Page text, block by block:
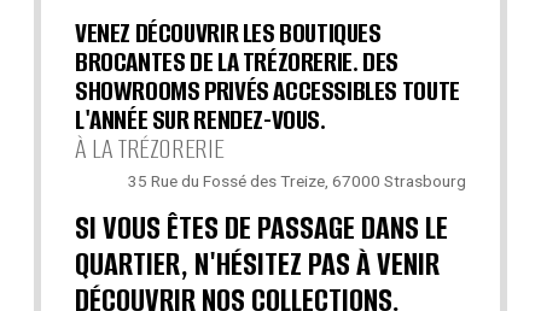
VENEZ DÉCOUVRIR LES BOUTIQUES
BROCANTES DE LA TRÉZORERIE. DES
SHOWROOMS PRIVÉS ACCESSIBLES TOUTE
L'ANNÉE SUR RENDEZ-VOUS.
À LA TRÉZORERIE
35 Rue du Fossé des Treize, 67000 Strasbourg
SI VOUS ÊTES DE PASSAGE DANS LE
QUARTIER, N'HÉSITEZ PAS À VENIR
DÉCOUVRIR NOS COLLECTIONS.